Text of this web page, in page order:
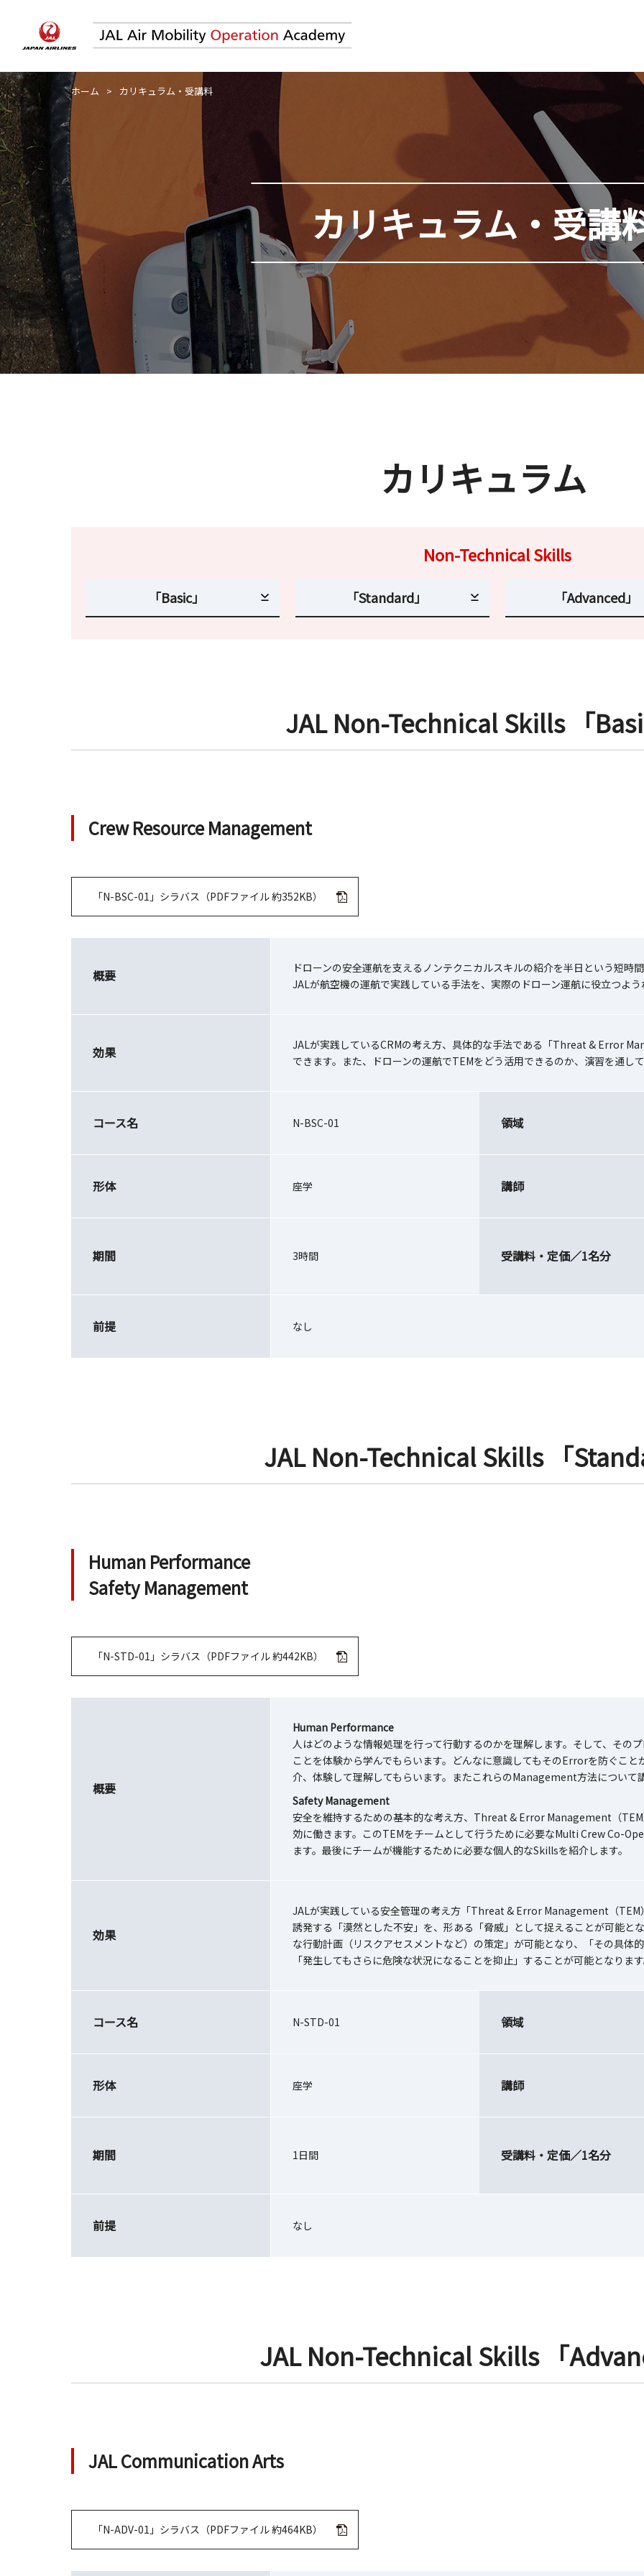
ホーム カリキュラム・受講料
カリキュラム・ 受講
カリキュラム
Non-Technical Skills
「Basic」 「Standard」 「Advanced」
JAL Non-Technical Skills 「
Crew Resource Management
「N-BSC-01」シラバス（PDFファイル 約352KB）
概要
ドローンの安全運航を支えるノンテクニカルスキルの紹介を半日という短時
JALが航空機の運航で実践している手法を、実際のドローン運航に役立つよ
効果
JALが実践しているCRMの考え方、具体的な手法である「Threat & Error
できます。また、ドローンの運航でTEMをどう活用できるのか、演習を通し
コース名 N-BSC-01 領域
形体 座学 講師
期間 3時間 受講料・定価／1名分
前提 なし
JAL Non-Technical Skills 「
Human Performance
Safety Management
「N-STD-01」シラバス（PDFファイル 約442KB）
概要
Human Performance
人はどのような情報処理を行って行動するのかを理解します。そして、その
ことを体験から学んでもらいます。どんなに意識してもそのErrorを防ぐこ
介、体験して理解してもらいます。またこれらのManagement方法について
Safety Management
安全を維持するための基本的な考え方、Threat & Error Management（
効に働きます。このTEMをチームとして行うために必要なMulti Crew Co-
ます。最後にチームが機能するために必要な個人的なSkillsを紹介します。
効果
JALが実践している安全管理の考え方「Threat & Error Management（
誘発する「漠然とした不安」を、形ある「脅威」として捉えることが可能と
な行動計画（リスクアセスメントなど）の策定」が可能となり、「その具体
「発生してもさらに危険な状況になることを抑止」することが可能となりま
コース名 N-STD-01 領域
形体 座学 講師
期間 1日間 受講料・定価／1名分
前提 なし
JAL Non-Technical Skills 「
JAL Communication Arts
「N-ADV-01」シラバス（PDFファイル 約464KB）